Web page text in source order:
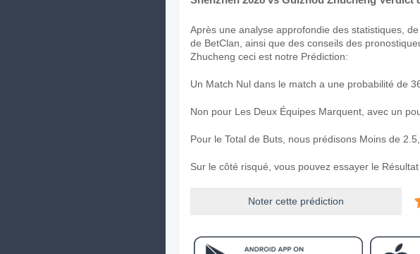
Après une analyse approfondie des statistiques,
de BetClan, ainsi que des conseils des
Zhucheng ceci est notre Prédiction:
Un Match Nul dans le match a une probabilité de
Non pour Les Deux Équipes Marquent, avec un
Pour le Total de Buts, nous prédisons Moins de
Sur le côté risqué, vous pouvez essayer le
Noter cette prédiction